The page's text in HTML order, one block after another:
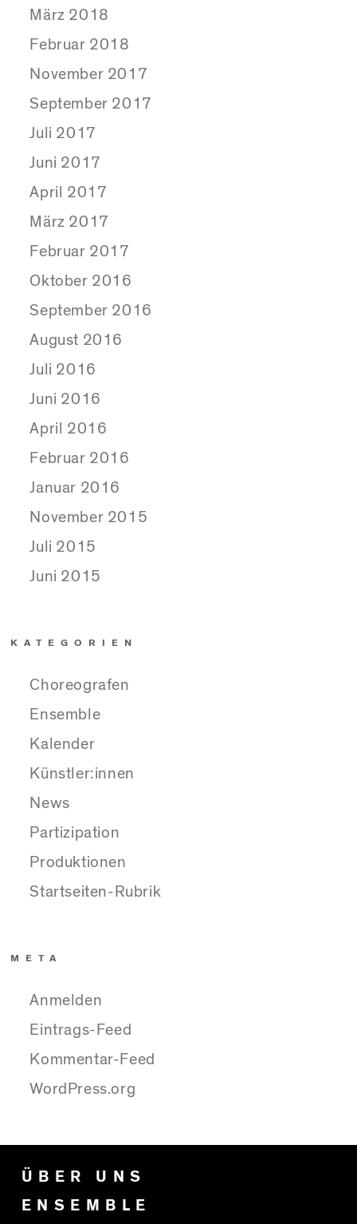
März 2018
Februar 2018
November 2017
September 2017
Juli 2017
Juni 2017
April 2017
März 2017
Februar 2017
Oktober 2016
September 2016
August 2016
Juli 2016
Juni 2016
April 2016
Februar 2016
Januar 2016
November 2015
Juli 2015
Juni 2015
KATEGORIEN
Choreografen
Ensemble
Kalender
Künstler:innen
News
Partizipation
Produktionen
Startseiten-Rubrik
META
Anmelden
Eintrags-Feed
Kommentar-Feed
WordPress.org
ÜBER UNS
ENSEMBLE